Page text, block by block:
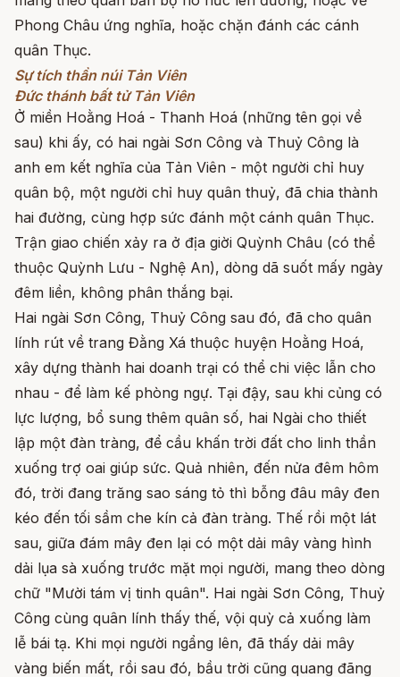
Phong Châu ứng nghĩa, hoặc chặn đánh các cánh
quân Thục.
Sự tích thần núi Tản Viên
Đức thánh bất tử Tản Viên
Ở miền Hoằng Hoá - Thanh Hoá (những tên gọi về
sau) khi ấy, có hai ngài Sơn Công và Thuỷ Công là
anh em kết nghĩa của Tản Viên - một người chỉ huy
quân bộ, một người chỉ huy quân thuỷ, đã chia thành
hai đường, cùng hợp sức đánh một cánh quân Thục.
Trận giao chiến xảy ra ở địa giời Quỳnh Châu (có thể
thuộc Quỳnh Lưu - Nghệ An), dòng dã suốt mấy ngày
đêm liền, không phân thắng bại.
Hai ngài Sơn Công, Thuỷ Công sau đó, đã cho quân
lính rút về trang Đằng Xá thuộc huyện Hoằng Hoá,
xây dựng thành hai doanh trại có thể chi việc lẫn cho
nhau - để làm kế phòng ngự. Tại đậy, sau khi củng có
lực lượng, bổ sung thêm quân số, hai Ngài cho thiết
lập một đàn tràng, để cầu khấn trời đất cho linh thần
xuống trợ oai giúp sức. Quả nhiên, đến nửa đêm hôm
đó, trời đang trăng sao sáng tỏ thì bỗng đâu mây đen
kéo đến tối sầm che kín cả đàn tràng. Thế rồi một lát
sau, giữa đám mây đen lại có một dải mây vàng hình
dải lụa sà xuống trước mặt mọi người, mang theo dòng
chữ "Mười tám vị tinh quân". Hai ngài Sơn Công, Thuỷ
Công cùng quân lính thấy thế, vội quỳ cả xuống làm
lễ bái tạ. Khi mọi người ngẩng lên, đã thấy dải mây
vàng biến mất, rồi sau đó, bầu trời cũng quang đãng